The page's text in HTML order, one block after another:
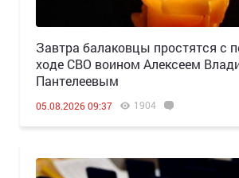
Завтра балаковцы простятся с
ходе СВО воином Алексеем
Пантелеевым
05.08.2026 09:37 1904